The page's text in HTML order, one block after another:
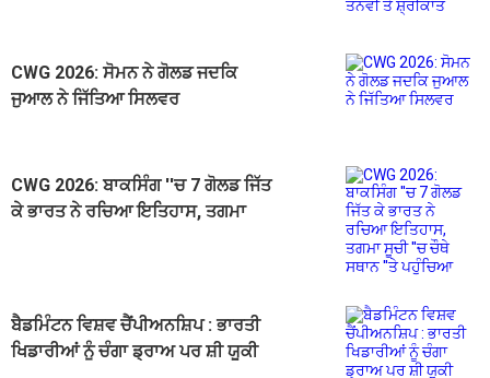
CWG 2026: ਸੋਮਨ ਨੇ ਗੋਲਡ ਜਦਕਿ
ਜੁਆਲ ਨੇ ਜਿੱਤਿਆ ਸਿਲਵਰ
CWG 2026: ਬਾਕਸਿੰਗ ''ਚ 7 ਗੋਲਡ ਜਿੱਤ
ਕੇ ਭਾਰਤ ਨੇ ਰਚਿਆ ਇਤਿਹਾਸ, ਤਗਮਾ
ਬੈਡਮਿੰਟਨ ਵਿਸ਼ਵ ਚੈਂਪੀਅਨਸ਼ਿਪ : ਭਾਰਤੀ
ਖਿਡਾਰੀਆਂ ਨੂੰ ਚੰਗਾ ਡ੍ਰਾਅ ਪਰ ਸ਼ੀ ਯੂਕੀ